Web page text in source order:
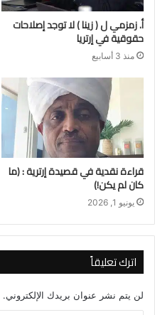
أ. زمزمي ل ( زينا ) لا توجد إصلاحات
حقوقية في إرتريا
منذ 3 أسابيع
قراءة نقدية في قصيدة إرترية : (ما
كان لم يكن!)
يونيو 1, 2026
اترك تعليقاً
لن يتم نشر عنوان بريدك الإلكتروني.